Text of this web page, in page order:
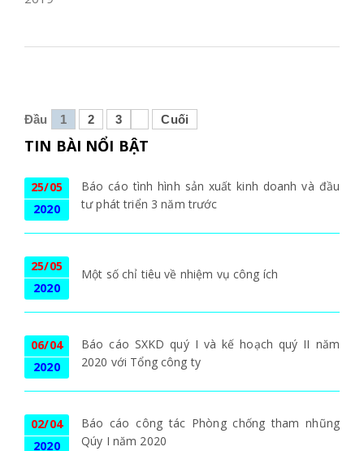
Đầu 1 2 3 Cuối
TIN BÀI NỔI BẬT
25/05
2020
Báo cáo tình hình sản xuất kinh doanh và đầu
tư phát triển 3 năm trước
25/05
2020
Một số chỉ tiêu về nhiệm vụ công ích
06/04
2020
Báo cáo SXKD quý I và kế hoạch quý II năm
2020 với Tổng công ty
02/04
2020
Báo cáo công tác Phòng chống tham nhũng
Qúy I năm 2020